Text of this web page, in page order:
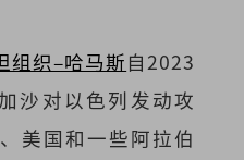
组织–哈马斯 自2023
沙对以色列发动攻
美国和一些阿拉伯